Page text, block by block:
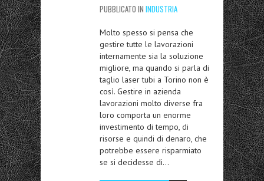
PUBBLICATO IN INDUSTRIA
Molto spesso si pensa che
gestire tutte le lavorazioni
internamente sia la soluzione
migliore, ma quando si parla di
taglio laser tubi a Torino non è
così. Gestire in azienda
lavorazioni molto diverse fra
loro comporta un enorme
investimento di tempo, di
risorse e quindi di denaro, che
potrebbe essere risparmiato
se si decidesse di…